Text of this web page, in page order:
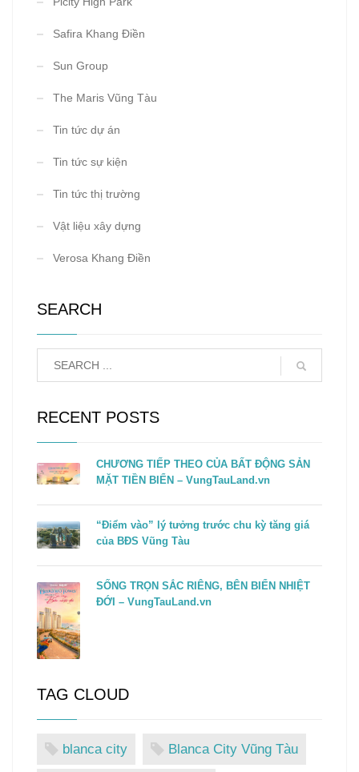
Safira Khang Điền
Sun Group
The Maris Vũng Tàu
Tin tức dự án
Tin tức sự kiện
Tin tức thị trường
Vật liệu xây dựng
Verosa Khang Điền
SEARCH
RECENT POSTS
CHƯƠNG TIẾP THEO CỦA BẤT ĐỘNG SẢN
MẶT TIỀN BIỂN – VungTauLand.vn
“Điểm vào” lý tưởng trước chu kỳ tăng giá
của BĐS Vũng Tàu
SỐNG TRỌN SẮC RIÊNG, BÊN BIỂN NHIỆT
ĐỚI – VungTauLand.vn
TAG CLOUD
blanca city Blanca City Vũng Tàu